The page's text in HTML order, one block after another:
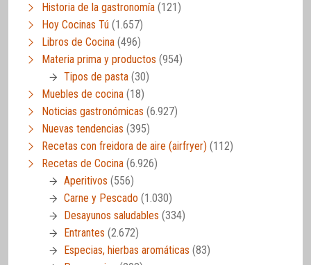
Historia de la gastronomía (121)
Hoy Cocinas Tú (1.657)
Libros de Cocina (496)
Materia prima y productos (954)
Tipos de pasta (30)
Muebles de cocina (18)
Noticias gastronómicas (6.927)
Nuevas tendencias (395)
Recetas con freidora de aire (airfryer) (112)
Recetas de Cocina (6.926)
Aperitivos (556)
Carne y Pescado (1.030)
Desayunos saludables (334)
Entrantes (2.672)
Especias, hierbas aromáticas (83)